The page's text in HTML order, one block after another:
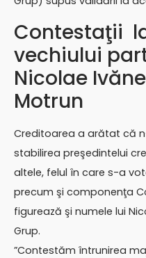
Contestaţii
vechiului
Nicolae
Motrun
Creditoarea a arătat că
stabilirea preşedintelui
altele, felul în care s-a
precum şi componenţa
figurează şi numele lui
Grup.
”Contestăm întrunirea